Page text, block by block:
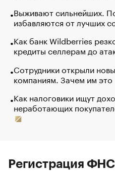
Выживают сильнейших.
избавляются от лучших
Как банк Wildberries
кредиты селлерам до
Сотрудники открыли
компаниям. Зачем им это
Как налоговики ищут
неработающих
Регистрация ФНС